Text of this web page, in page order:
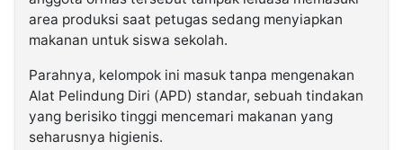
area produksi saat petugas sedang menyiapkan
makanan untuk siswa sekolah.
Parahnya, kelompok ini masuk tanpa mengenakan
Alat Pelindung Diri (APD) standar, sebuah tindakan
yang berisiko tinggi mencemari makanan yang
seharusnya higienis.